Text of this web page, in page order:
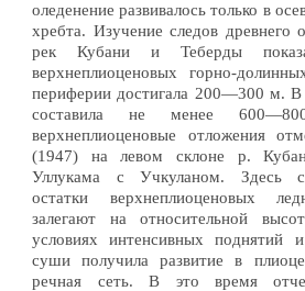
оледенение развивалось только в
хребта. Изучение следов древнего
рек Кубани и Теберды
верхнеплиоценовых горно-
периферии достигала 200—300 м. В
составила не менее
верхнеплиоценовые отложения
(1947) на левом склоне р.
Уллукама с Учкуланом. Здесь
остатки верхнеплиоценовых
залегают на относительной
условиях интенсивных поднятий
суши получила развитие в
речная сеть. В это время